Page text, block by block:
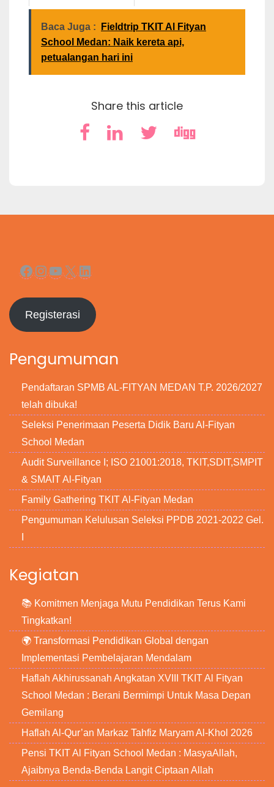
Monday December 2, 2024
Tanjung Morawa
Thursday October 16, 2025
Baca Juga :
Fieldtrip TKIT Al Fityan
School Medan: Naik kereta api,
petualangan hari ini
Share this article
Facebook
Instagram
YouTube
X LinkedIn
Registerasi
Pengumuman
Pendaftaran SPMB AL-FITYAN MEDAN T.P. 2026/2027
telah dibuka!
Seleksi Penerimaan Peserta Didik Baru Al-Fityan
School Medan
Audit Surveillance I; ISO 21001:2018, TKIT,SDIT,SMPIT
& SMAIT Al-Fityan
Family Gathering TKIT Al-Fityan Medan
Pengumuman Kelulusan Seleksi PPDB 2021-2022 Gel.
Kegiatan
📚 Komitmen Menjaga Mutu Pendidikan Terus Kami
Tingkatkan!
🌍 Transformasi Pendidikan Global dengan
Implementasi Pembelajaran Mendalam
Haflah Akhirussanah Angkatan XVIII TKIT Al Fityan
School Medan : Berani Bermimpi Untuk Masa Depan
Gemilang
Haflah Al-Qur’an Markaz Tahfiz Maryam Al-Khol 2026
Pensi TKIT Al Fityan School Medan : MasyaAllah,
Ajaibnya Benda-Benda Langit Ciptaan Allah